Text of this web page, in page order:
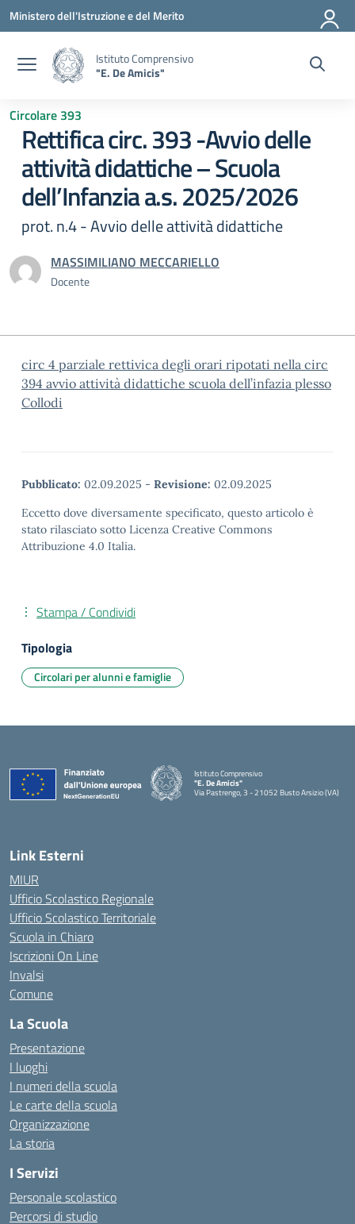
Vai ai contenuti
Vai al menu di navigazione
Vai al footer
Ministero dell'Istruzione e del Merito
Istituto Comprensivo
"E. De Amicis"
Circolare 393
Rettifica circ. 393 -Avvio delle
attività didattiche – Scuola
dell’Infanzia a.s. 2025/2026
prot. n.4 - Avvio delle attività didattiche
MASSIMILIANO MECCARIELLO
Docente
circ 4 parziale rettivica degli orari ripotati nella circ
394 avvio attività didattiche scuola dell’infazia plesso
Collodi
Pubblicato: 02.09.2025 - Revisione: 02.09.2025
Eccetto dove diversamente specificato, questo articolo è
stato rilasciato sotto Licenza Creative Commons
Attribuzione 4.0 Italia.
Stampa / Condividi
Tipologia
Circolari per alunni e famiglie
Istituto Comprensivo
"E. De Amicis"
Via Pastrengo, 3 - 21052 Busto Arsizio (VA)
Link Esterni
MIUR
Ufficio Scolastico Regionale
Ufficio Scolastico Territoriale
Scuola in Chiaro
Iscrizioni On Line
Invalsi
Comune
La Scuola
Presentazione
I luoghi
I numeri della scuola
Le carte della scuola
Organizzazione
La storia
I Servizi
Personale scolastico
Percorsi di studio